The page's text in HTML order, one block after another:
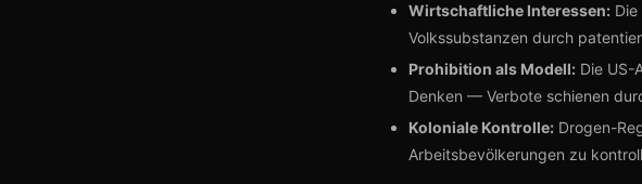
Wirtschaftliche Interessen:
Volkssubstanzen durch
Prohibition als Modell: Die US-
Denken — Verbote schienen
Koloniale Kontrolle: Drogen-
Arbeitsbevölkerungen zu